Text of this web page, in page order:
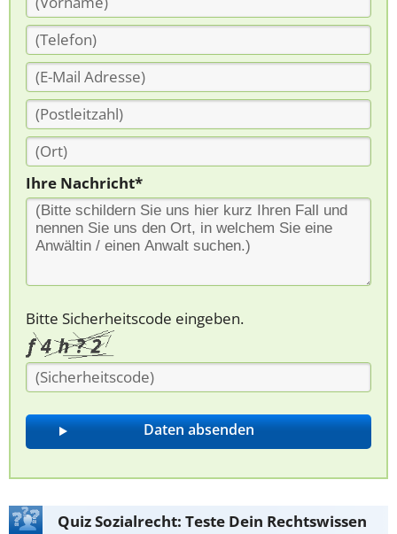
Ihre Nachricht*
Bitte Sicherheitscode eingeben.
Quiz Sozialrecht: Teste Dein Rechtswissen